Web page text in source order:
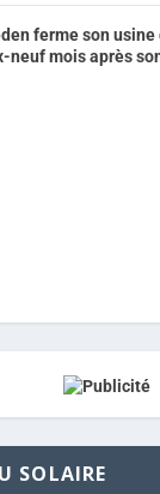
ferme son
neuf mois après
SOLAIRE